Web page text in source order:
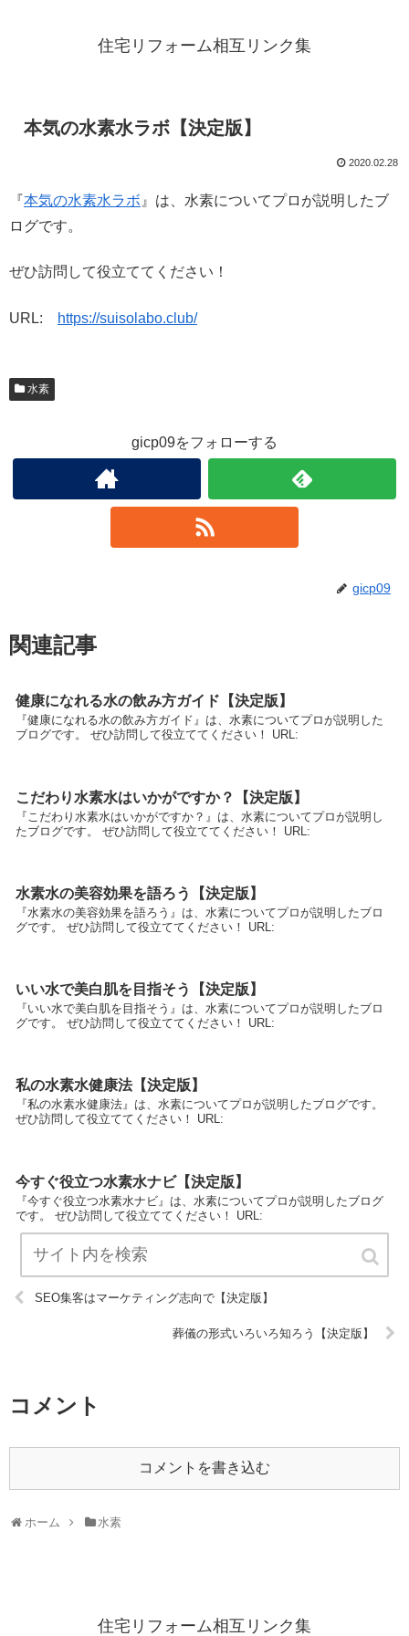
住宅リフォーム相互リンク集
本気の水素水ラボ【決定版】
2020.02.28
『本気の水素水ラボ 』は、水素についてプロが説明したブ
ログです。
ぜひ訪問して役立ててください！
URL: https://suisolabo.club/
水素
gicp09をフォローする
gicp09
関連記事
健康になれる水の飲み方ガイド【決定版】
『健康になれる水の飲み方ガイド』は、水素についてプロが説明した
ブログです。 ぜひ訪問して役立ててください！ URL:
こだわり水素水はいかがですか？【決定版】
『こだわり水素水はいかがですか？』は、水素についてプロが説明し
たブログです。 ぜひ訪問して役立ててください！ URL:
水素水の美容効果を語ろう【決定版】
『水素水の美容効果を語ろう』は、水素についてプロが説明したブロ
グです。 ぜひ訪問して役立ててください！ URL:
いい水で美白肌を目指そう【決定版】
『いい水で美白肌を目指そう』は、水素についてプロが説明したブロ
グです。 ぜひ訪問して役立ててください！ URL:
私の水素水健康法【決定版】
『私の水素水健康法』は、水素についてプロが説明したブログです。
ぜひ訪問して役立ててください！ URL:
今すぐ役立つ水素水ナビ【決定版】
『今すぐ役立つ水素水ナビ』は、水素についてプロが説明したブログ
です。 ぜひ訪問して役立ててください！ URL:
SEO集客はマーケティング志向で【決定版】
葬儀の形式いろいろ知ろう【決定版】
コメント
コメントを書き込む
ホーム 水素
住宅リフォーム相互リンク集